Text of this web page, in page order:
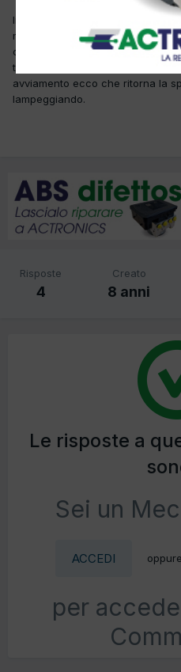
In questa autovettura
minuto non avviene
conseguente lampeggio spia
tre accelerate la spia si spegne
avviamento ecco che ritorna la
lampeggiando.
Risposte
4
Creato
8 anni
Le risposte a
Sei un
ACCEDI oppure
per